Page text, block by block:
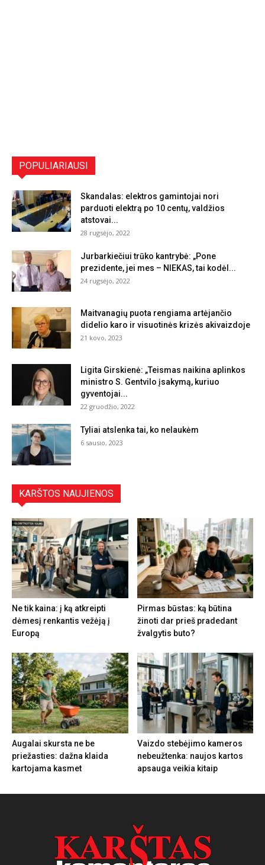
POPULIARIAUSI
Skandalas: elektros gamintojai nori
parduoti elektrą po 10 centų, valdžios
atstovai...
28 rugsėjo, 2022
Jurbarkiečiui trūko kantrybė: „Pone
prezidente, jei mes – NIEKAS, tai kodėl...
24 rugsėjo, 2022
Maitvanagių puota rengiama artėjančio
didelio karo ir visuotinės krizės akivaizdoje
21 kovo, 2023
Ligita Girskienė: „Teismas naikina aplinkos
ministro S. Gentvilo įsakymą, kuriuo
gyventojai...
22 gruodžio, 2022
Tyliai atslenka tai, ko nelaukėm
6 sausio, 2023
KARŠTOS NAUJIENOS
Ne tik kaina: į ką atkreipti
dėmesį renkantis vežėją į
Europą
Pirmas būstas: ką būtina
žinoti dar prieš pradedant
žvalgytis buto?
Augalai skursta ne be
priežasties: dažna klaida
kartojama kasmet
Vaizdo stebėjimo kameros
nebeužtenka: naujos kartos
apsauga veikia kitaip